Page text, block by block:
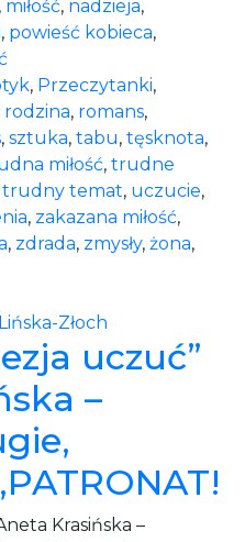
, miłość, nadzieja,
, powieść kobieca,
, Przeczytanki,
rodzina, romans,
, sztuka, tabu, tęsknota,
miłość, trudne
trudny temat, uczucie,
, zakazana miłość,
, zdrada, zmysły, żona,
Złoch
uczuć”
–
Krasińska –